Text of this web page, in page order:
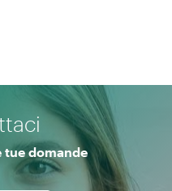
tue domande